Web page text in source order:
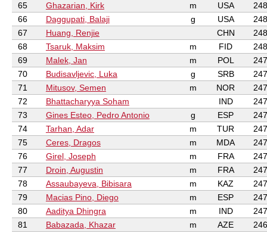
65
Ghazarian, Kirk m USA
66
Daggupati, Balaji g USA
67
Huang, Renjie CHN
68
Tsaruk, Maksim m FID
69
Malek, Jan m POL
70
Budisavljevic, Luka g SRB
71
Mitusov, Semen m NOR
72
Bhattacharyya Soham IND
73
Gines Esteo, Pedro Antonio g ESP
74
Tarhan, Adar m TUR
75
Ceres, Dragos m MDA
76
Girel, Joseph m FRA
77
Droin, Augustin m FRA
78
Assaubayeva, Bibisara m KAZ
79
Macias Pino, Diego m ESP
80
Aaditya Dhingra m IND
81
Babazada, Khazar m AZE